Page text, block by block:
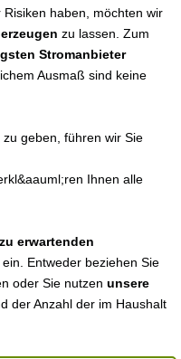
haben, möchten wir
zu lassen. Zum
Stromanbieter
Ausmaß sind keine
zu geben, führen wir Sie
Ihnen alle
erwartenden
ein. Entweder beziehen Sie
oder Sie nutzen unsere
der Anzahl der im Haushalt